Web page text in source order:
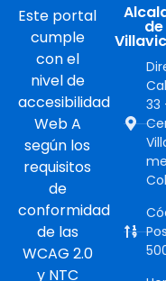
Este portal
cumple
con el
nivel de
accesibilidad
Web A
según los
requisitos
de
conformidad
de las
WCAG 2.0
y NTC
de
33